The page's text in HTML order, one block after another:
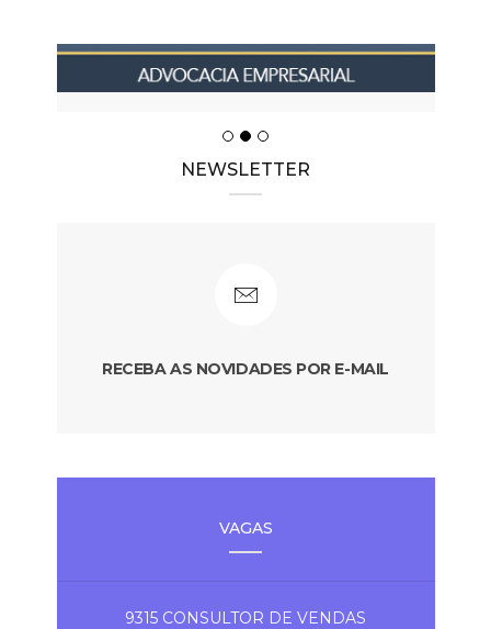
NEWSLETTER
RECEBA AS NOVIDADES POR E-MAIL
VAGAS
9315 CONSULTOR DE VENDAS